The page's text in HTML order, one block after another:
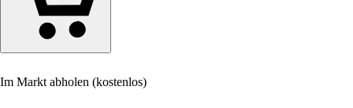
Im Markt abholen (kostenlos)